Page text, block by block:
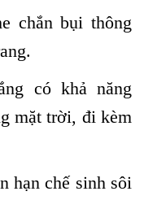
chắn bụi thông
có khả năng
mặt trời, đi kèm
hạn chế sinh sôi